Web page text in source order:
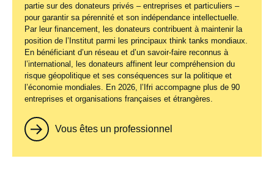
partie sur des donateurs privés – entreprises et particuliers –
pour garantir sa pérennité et son indépendance intellectuelle.
Par leur financement, les donateurs contribuent à maintenir la
position de l’Institut parmi les principaux think tanks mondiaux.
En bénéficiant d’un réseau et d’un savoir-faire reconnus à
l’international, les donateurs affinent leur compréhension du
risque géopolitique et ses conséquences sur la politique et
l’économie mondiales. En 2026, l’Ifri accompagne plus de 90
entreprises et organisations françaises et étrangères.
Vous êtes un professionnel